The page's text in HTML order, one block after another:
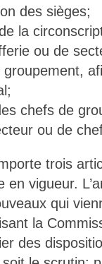
des sièges;
la
ou de
chefs de
ou de
trois
en vigueur.
qui
la
des